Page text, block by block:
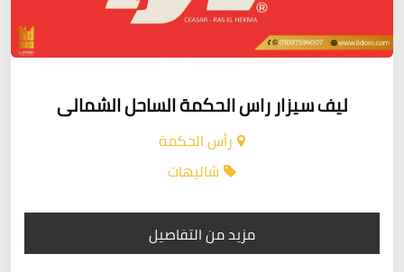
ليف سيزار راس الحكمة الساحل الشمالى
رأس الحكمة
شاليهات
مزيد من التفاصيل